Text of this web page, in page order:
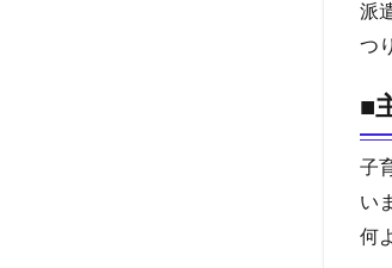
派
つ
■
子
い
何